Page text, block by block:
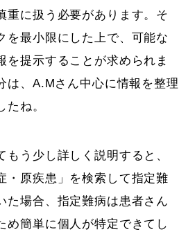
重に扱う必要があります。そ
を最小限にした上で、可能な
を提示することが求められま
は、A.Mさん中心に情報を整理
たね。
もう少し詳しく説明すると、
・原疾患」を検索して指定難
た場合、指定難病は患者さん
め簡単に個人が特定できてし